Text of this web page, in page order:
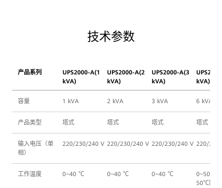
技术参数
产品系列
UPS2000-A(1
kVA)
UPS2000-A(2
kVA)
UPS2000-A(3
kVA)
kVA)
容量 1 kVA 2 kVA 3 kVA 6 kVA
产品类型 塔式 塔式 塔式 塔式
输入电压（单
相）
220/230/240 V 220/230/240 V 220/230/240 V 220/
工作温度 0~40 ℃ 0~40 ℃ 0~40 ℃
0~50 ℃
50℃降额